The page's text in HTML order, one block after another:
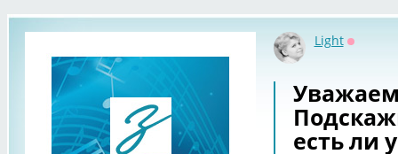
Light
есть ли